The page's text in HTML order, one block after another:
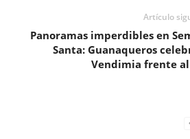
Artículo
Panoramas imperdibles en
Santa: Guanaqueros
Vendimia frente